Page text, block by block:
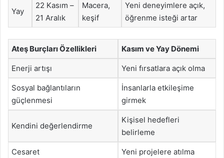
Yay
22 Kasım –
21 Aralık
Macera,
keşif
Yeni deneyimlere açık,
öğrenme isteği artar
Ateş Burçları Özellikleri Kasım ve Yay Dönemi
Enerji artışı Yeni fırsatlara açık olma
Sosyal bağlantıların
güçlenmesi
İnsanlarla etkileşime
girmek
Kendini değerlendirme
Kişisel hedefleri
belirleme
Cesaret Yeni projelere atılma